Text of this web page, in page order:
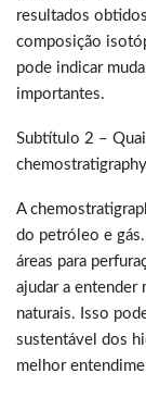
resultados
composição
pode indicar
importantes.
Subtítulo 2 –
A
do petróleo e
áreas para
ajudar a entender
naturais. Isso
sustentável dos
melhor